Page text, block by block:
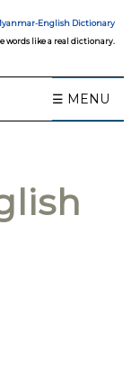
English Dictionary
words like a real dictionary.
☰ MENU